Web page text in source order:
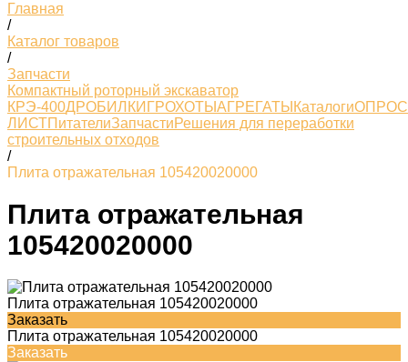
Главная
/
Каталог товаров
/
Запчасти
Компактный роторный экскаватор
КРЭ-400ДРОБИЛКИ ГРОХОТЫ АГРЕГАТЫ Каталоги
ЛИСТПитателиЗапчастиРешения для переработки
строительных отходов
/
Плита отражательная 105420020000
Плита отражательная
105420020000
Плита отражательная 105420020000
Заказать
Плита отражательная 105420020000
Заказать